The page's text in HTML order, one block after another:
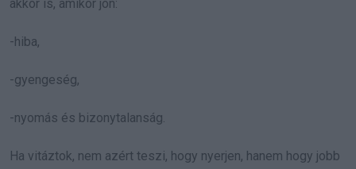
akkor is, amikor jön:
-hiba,
-gyengeség,
-nyomás és bizonytalanság.
Ha vitáztok, nem azért teszi, hogy nyerjen, hanem hogy jobb